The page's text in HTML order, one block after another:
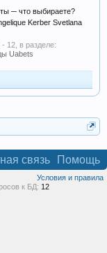
─ что выбираете?
Kerber Svetlana
- 12, в разделе:
Uabets
связь Помощь
Условия и правила
к БД: 12